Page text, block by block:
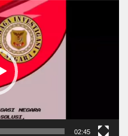
02:45